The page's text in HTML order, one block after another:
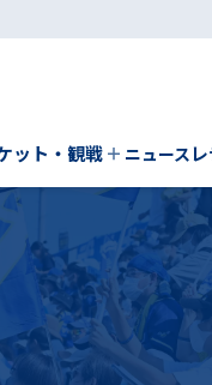
ット・観戦 ニュース